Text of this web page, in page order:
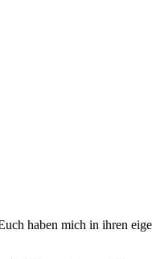
haben mich in ihren